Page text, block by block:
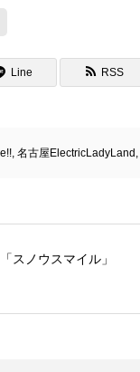
Line RSS
名古屋ElectricLadyLand
スノウスマイル」